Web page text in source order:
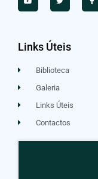
Links Úteis
Biblioteca
Galeria
Links Úteis
Contactos